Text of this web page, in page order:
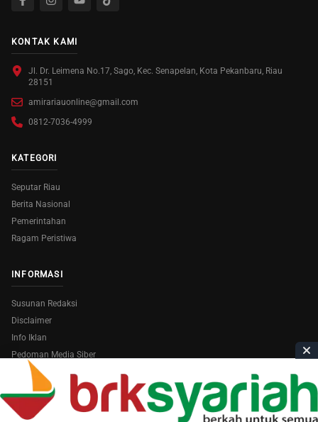
KONTAK KAMI
Jl. Dr. Leimena No.17, Sago, Kec. Senapelan, Kota Pekanbaru, Riau
28151
amirariauonline@gmail.com
0812-7036-4999
KATEGORI
Seputar Riau
Berita Nasional
Pemerintahan
Ragam Peristiwa
INFORMASI
Susunan Redaksi
Disclaimer
Info Iklan
Pedoman Media Siber
Copyright © 2026 AmiraRiau.com . All Rights Reserved.